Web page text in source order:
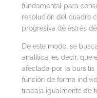
fundamental para
resolución del cuadro
progresiva de estrés
De este modo, se
analítica, es decir, que
afectada por la
función de forma
trabaja igualmente de